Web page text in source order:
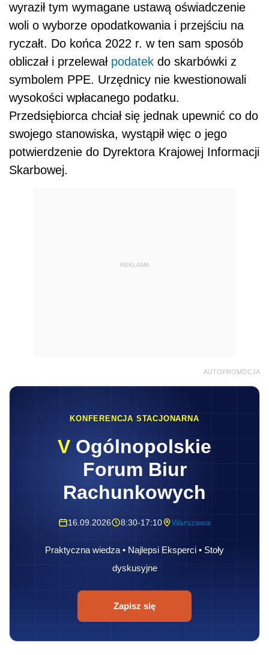
wyraził tym wymagane ustawą oświadczenie
woli o wyborze opodatkowania i przejściu na
ryczałt. Do końca 2022 r. w ten sam sposób
obliczał i przelewał podatek do skarbówki z
symbolem PPE. Urzędnicy nie kwestionowali
wysokości wpłacanego podatku.
Przedsiębiorca chciał się jednak upewnić co do
swojego stanowiska, wystąpił więc o jego
potwierdzenie do Dyrektora Krajowej Informacji
Skarbowej.
REKLAMA
AUTOPROMOCJA
KONFERENCJA STACJONARNA
V Ogólnopolskie
Forum Biur
Rachunkowych
16.09.2026 8:30-17:10 Warszawa
Praktyczna wiedza • Najlepsi Eksperci • Stoły
dyskusyjne
Zapisz się